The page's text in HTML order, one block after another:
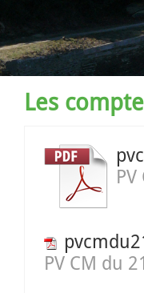
Les
PV CM du